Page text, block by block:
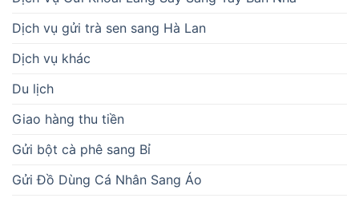
Dịch vụ gửi trà sen sang Hà Lan
Dịch vụ khác
Du lịch
Giao hàng thu tiền
Gửi bột cà phê sang Bỉ
Gửi Đồ Dùng Cá Nhân Sang Áo